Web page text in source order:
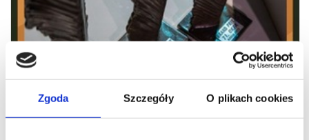
Zgoda Szczegóły O plikach cookies